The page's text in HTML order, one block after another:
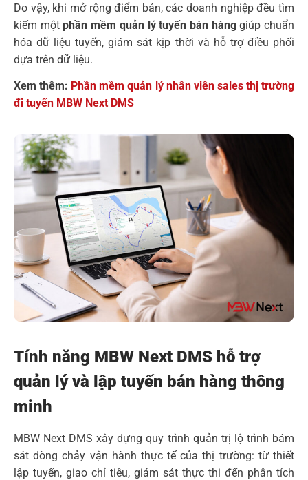
Do vậy, khi mở rộng điểm bán, các doanh nghiệp đều tìm
kiếm mộtphần mềm quản lý tuyến bán hànggiúp chuẩn
hóa dữ liệu tuyến, giám sát kịp thời và hỗ trợ điều phối
dựa trên dữ liệu.
Xem thêm: Phần mềm quản lý nhân viên sales thị trường
đi tuyến MBW Next DMS
Tính năng MBW Next DMS hỗ trợ
quản lý và lập tuyến bán hàng thông
minh
MBW Next DMS xây dựng quy trình quản trị lộ trình bám
sát dòng chảy vận hành thực tế của thị trường: từ thiết
lập tuyến, giao chỉ tiêu, giám sát thực thi đến phân tích